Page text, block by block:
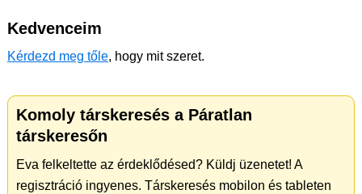
Kedvenceim
Kérdezd meg tőle, hogy mit szeret.
Komoly társkeresés a Páratlan
társkeresőn
Eva felkeltette az érdeklődésed? Küldj üzenetet! A
regisztráció ingyenes. Társkeresés mobilon és tableten